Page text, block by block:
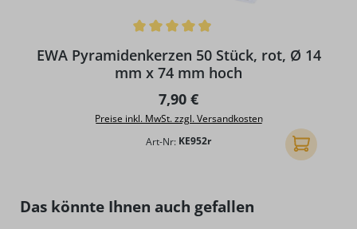
EWA Pyramidenkerzen 50 Stück, rot, Ø 14
mm x 74 mm hoch
Regulärer Preis:
7,90 €
Preise inkl. MwSt. zzgl. Versandkosten
Art-Nr: KE952r In den
Produktgalerie überspringen
Das könnte Ihnen auch gefallen